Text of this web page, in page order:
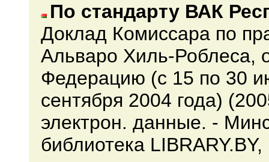
По стандарту ВАК
Доклад Комиссара по
Альваро Хиль-Роблеса,
Федерацию (с 15 по 30
сентября 2004 года)
электрон. данные. -
библиотека